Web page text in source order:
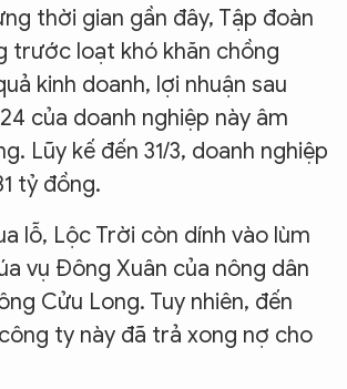
thời gian gần đây, Tập đoàn
trước loạt khó khăn chồng
kinh doanh, lợi nhuận sau
của doanh nghiệp này âm
Lũy kế đến 31/3, doanh nghiệp
tỷ đồng.
lỗ, Lộc Trời còn dính vào lùm
vụ Đông Xuân của nông dân
Cửu Long. Tuy nhiên, đến
ty này đã trả xong nợ cho